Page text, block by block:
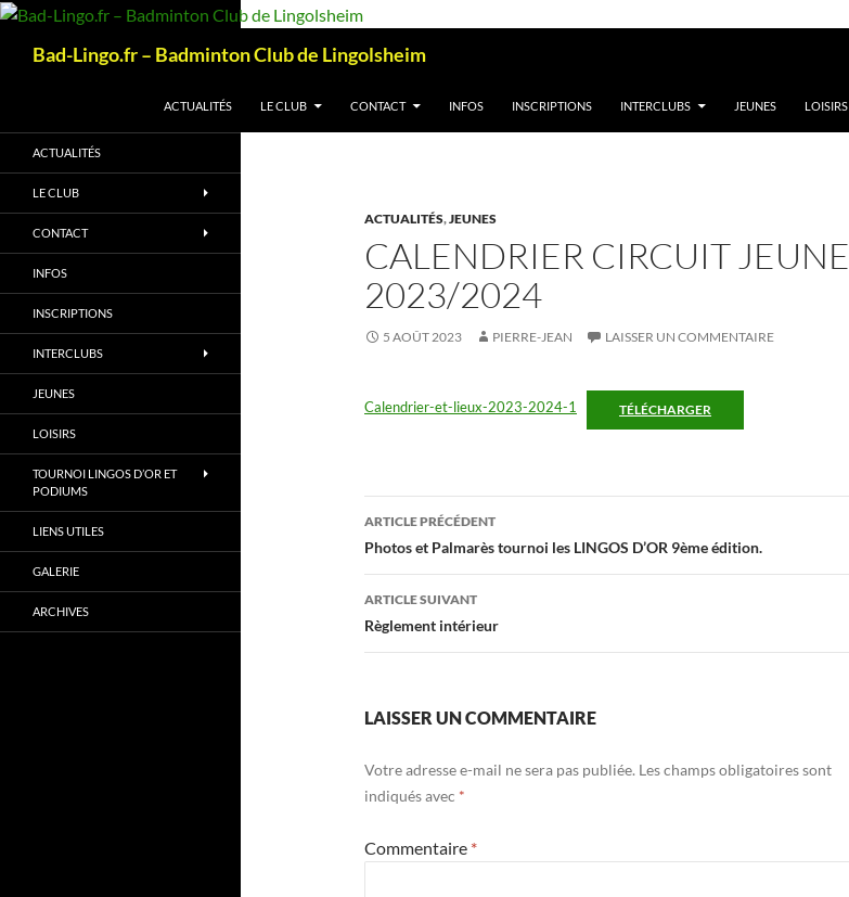
Aller
contenuBad-Lingo.fr – Badminton Club de Lingolsheim
ACTUALITÉS LE CLUB CONTACT INFOS INSCRIPTIONS INTERCLUBS JEUNES LOISIRS
ACTUALITÉS,JEUNES
CALENDRIER CIRCUIT JEUNE
2023/2024
5 AOÛT 2023 PIERRE-JEAN LAISSER UN COMMENTAIRE
Calendrier-et-lieux-2023-2024-1 TÉLÉCHARGER
Navigation
des
articles
ARTICLE PRÉCÉDENT
Photos et Palmarès tournoi les LINGOS D’OR 9ème édition.
ARTICLE SUIVANT
Règlement intérieur
LAISSER UN COMMENTAIRE
Votre adresse e-mail ne sera pas publiée. Les champs obligatoires sont
indiqués avec *
Commentaire *
ACTUALITÉS
LE CLUB
CONTACT
INFOS
INSCRIPTIONS
INTERCLUBS
JEUNES
LOISIRS
TOURNOI LINGOS D’OR ET
PODIUMS
LIENS UTILES
GALERIE
ARCHIVES